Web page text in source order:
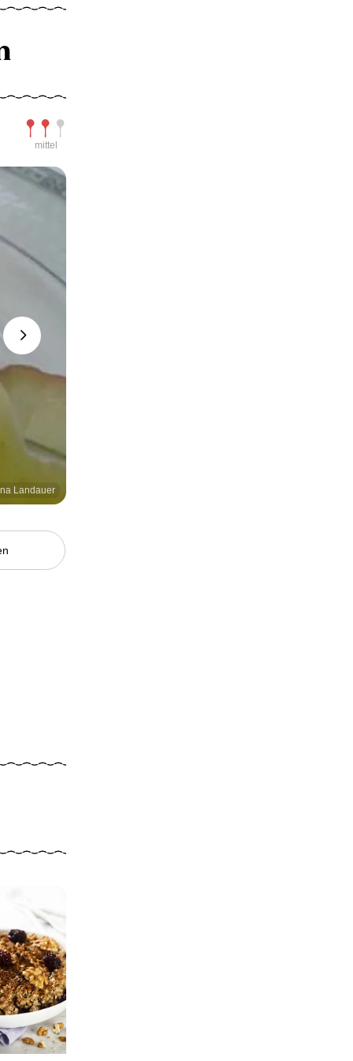
Schwierigkeit
mittel
Landauer
Next